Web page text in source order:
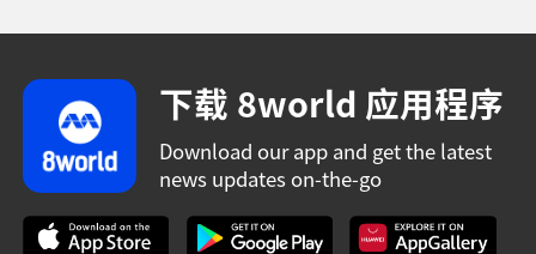
下载 8world 应用程序
Download our app and get the latest
news updates on-the-go